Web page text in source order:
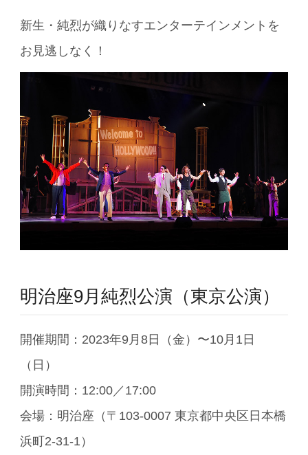
新生・純烈が織りなすエンターテインメントを
お見逃しなく！
明治座9月純烈公演（東京公演）
開催期間：2023年9月8日（金）〜10月1日
（日）
開演時間：12:00／17:00
会場：明治座（〒103-0007 東京都中央区日本橋
浜町2-31-1）